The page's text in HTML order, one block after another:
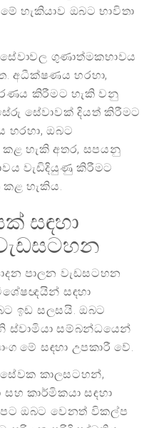
හැකියාව ඔබට භාවිතා
ගුණාත්මකභාවය
අධීක්ෂණය හරහා,
කිරීමට හැකි වනු
සේවාවක් දියත් කිරීමට
හරහා, ඔබට
හැකි අතර, සපයනු
වැඩිදියුණු කිරීමට
හැකිය.
සඳහා
පාලන වැඩසටහන
සඳහා
ඉඩ සලසයි. ඔබට
ස්වාමියා සම්බන්ධයෙන්
මේ සඳහා උපකාරී වේ.
කාලසටහන්,
සහ කාර්මිකයා සඳහා
ඔබට වෙනත් විකල්ප